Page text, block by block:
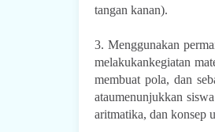
tangan kanan).
3. Menggunakan
melakukankegiatan
membuat pola, dan
ataumenunjukkan
aritmatika, dan konsep